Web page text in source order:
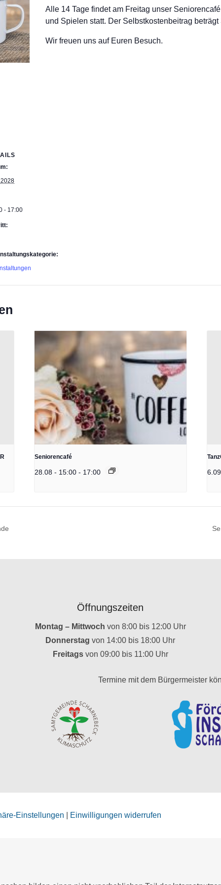
Alle 14 Tage findet am Freitag unser
und Spielen statt. Der Selbstkostenbeitrag beträgt
Wir freuen uns auf Euren Besuch.
- 17:00
Seniorencafé
28.08 - 15:00 - 17:00
Öffnungszeiten
Montag – Mittwoch von 8:00 bis 12:00 Uhr
Donnerstagvon 14:00 bis 18:00 Uhr
Freitags von 09:00 bis 11:00 Uhr
Termine mit dem Bürgermeister
Einstellungen Einwilligungen widerrufen